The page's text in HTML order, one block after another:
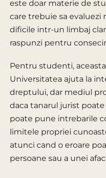
este doar materie de
care trebuie sa evaluezi
dificile intr-un limbaj
raspunzi pentru
Pentru studenti,
Universitatea ajuta la
dreptului, dar mediul
daca tanarul jurist
poate pune intrebarile
limitele propriei
atunci cand o eroare
persoane sau a unei